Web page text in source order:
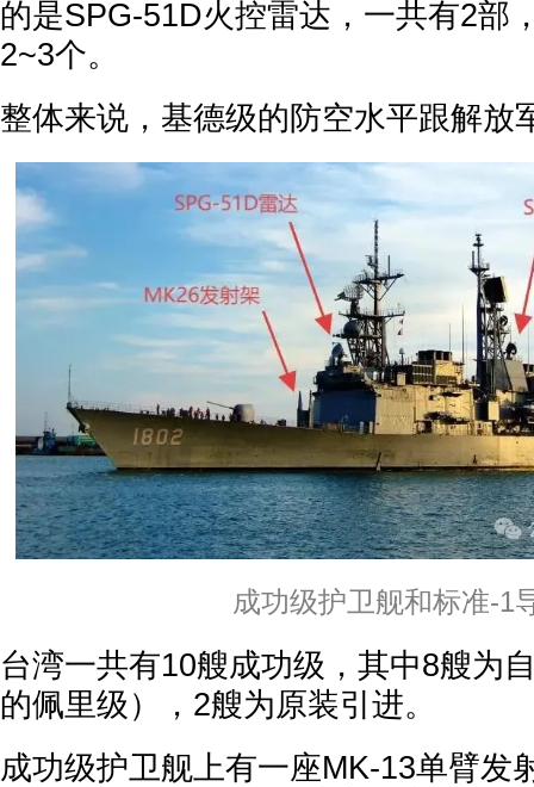
的是SPG-51D火控雷达，一共有2部
2~3个。
整体来说，基德级的防空水平跟解放
成功级护卫舰和标准-1
台湾一共有10艘成功级，其中8艘为
的佩里级），2艘为原装引进。
成功级护卫舰上有一座MK-13单臂发